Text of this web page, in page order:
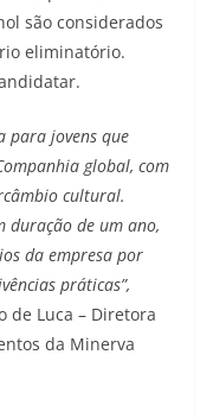
são considerados
eliminatório.
para jovens que
global, com
cultural.
duração de um ano,
da empresa por
práticas”,
de Luca – Diretora
da Minerva